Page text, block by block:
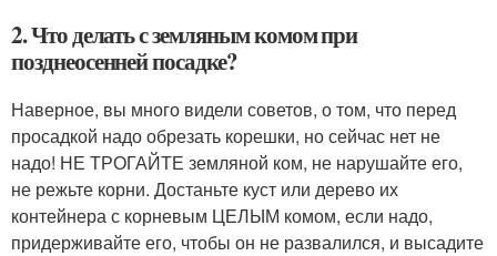
2. Что делать с земляным комом при
позднеосенней посадке?
Наверное, вы много видели советов, о том, что перед
просадкой надо обрезать корешки, но сейчас нет не
надо! НЕ ТРОГАЙТЕ земляной ком, не нарушайте его,
не режьте корни. Достаньте куст или дерево их
контейнера с корневым ЦЕЛЫМ комом, если надо,
придерживайте его, чтобы он не развалился, и высадите